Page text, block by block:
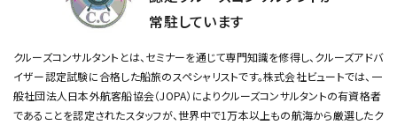
常駐しています
クルーズコンサルタントとは、セミナーを通じて専門知識を修得し、クルーズアドバ
イザー認定試験に合格した船旅のスペシャリストです。株式会社ビュートでは、一
般社団法人日本外航客船協会（JOPA）によりクルーズコンサルタントの有資格者
であることを認定されたスタッフが、世界中で1万本以上もの航海から厳選したク